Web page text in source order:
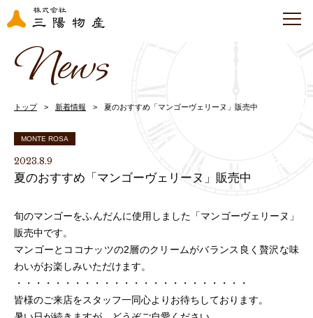
News
トップ 新着情報 夏のおすすめ「マンゴーヴェリーヌ」販売中
MONTE ROSA
2023.8.9
夏のおすすめ「マンゴーヴェリーヌ」販売中
旬のマンゴーをふんだんに使用しました「マンゴーヴェリーヌ」
販売中です。
マンゴーとココナッツの2層のクリームがバランス良く贅沢な味
わいがお楽しみいただけます。
・・・・・・・・・・・・・・・・・・・・・・・・
皆様のご来店をスタッフ一同心よりお待ちしております。